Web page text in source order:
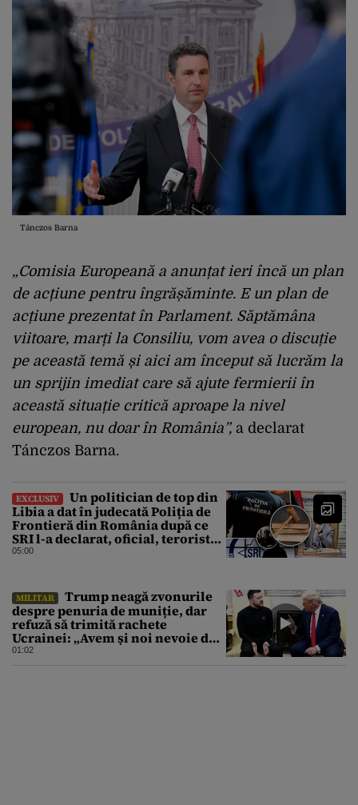
Tánczos Barna
„Comisia Europeană a anunțat ieri încă un plan
de acțiune pentru îngrășăminte. E un plan de
acțiune prezentat în Parlament. Săptămâna
viitoare, marți la Consiliu, vom avea o discuție
pe această temă și aici am început să lucrăm la
un sprijin imediat care să ajute fermierii în
această situație critică aproape la nivel
european, nu doar în România”,a declarat
Tánczos Barna.
EXCLUSIV
Un politician de top din
Libia a dat în judecată Poliția de
Frontieră din România după ce
SRI l-a declarat, oficial, terorist
ISIS
05:00
MILITAR
Trump neagă zvonurile
despre penuria de muniție, dar
refuză să trimită rachete
Ucrainei: „Avem și noi nevoie de
rachete”
01:02